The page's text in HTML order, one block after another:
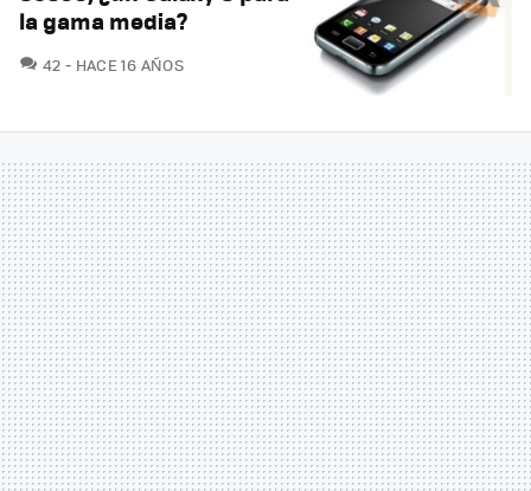
la gama media?
42 COMENTARIOS
HACE 16 AÑOS